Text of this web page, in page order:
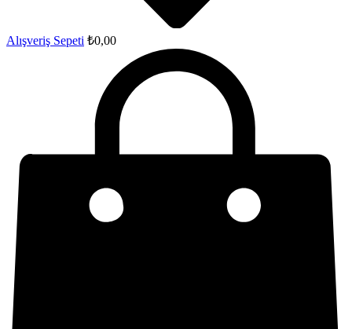
Alışveriş Sepeti ₺0,00